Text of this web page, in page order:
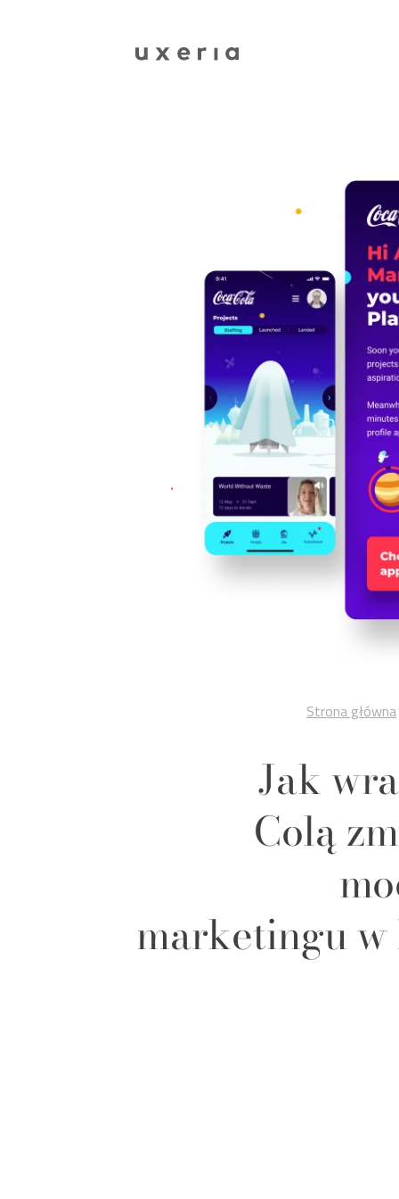
Strona główna
Jak
Colą
marketingu w